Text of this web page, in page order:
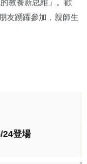
教養新思維」。歡
友踴躍參加，親師生
24登場